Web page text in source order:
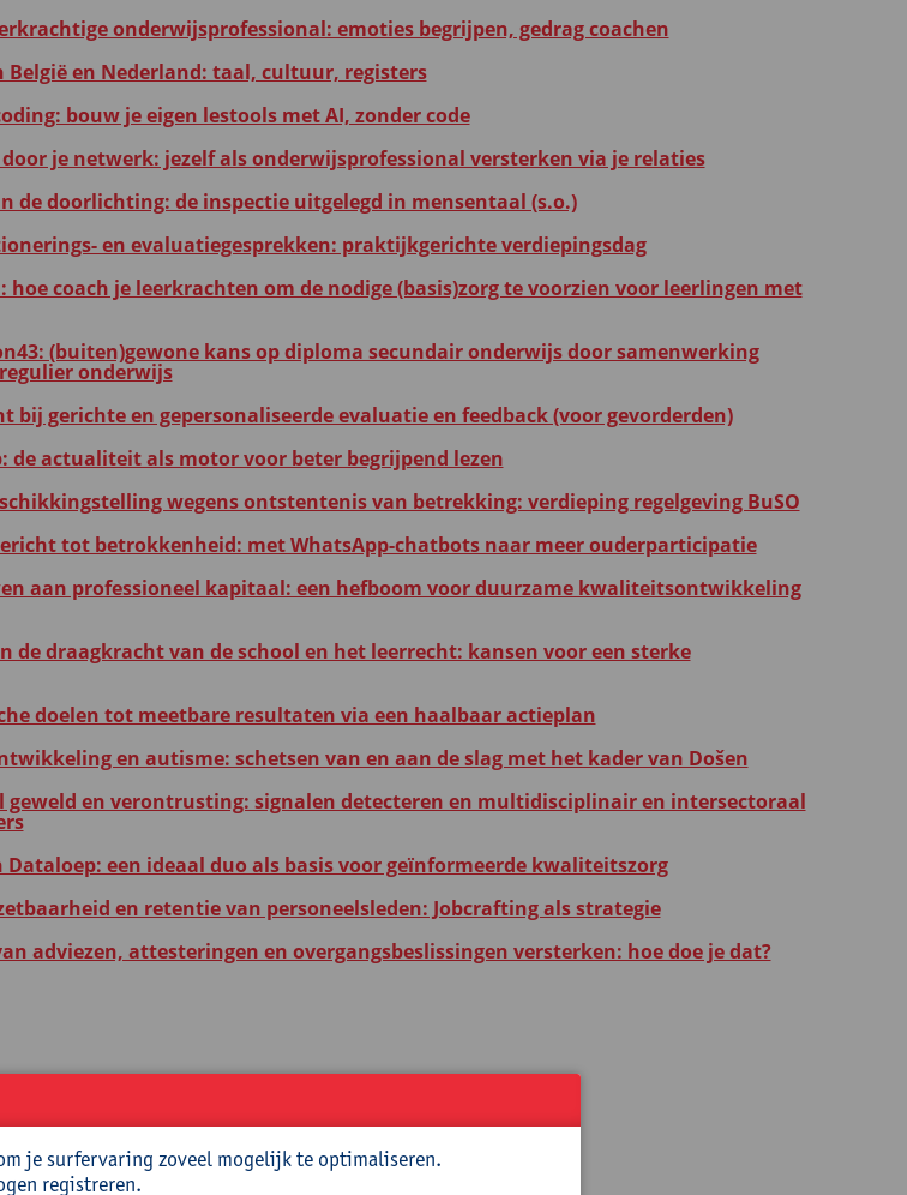
onderwijsprofessional: emoties begrijpen, gedrag coachen
België en Nederland: taal, cultuur, registers
bouw je eigen lestools met AI, zonder code
door je netwerk: jezelf als onderwijsprofessional versterken via je relaties
de doorlichting: de inspectie uitgelegd in mensentaal (s.o.)
en evaluatiegesprekken: praktijkgerichte verdiepingsdag
hoe coach je leerkrachten om de nodige (basis)zorg te voorzien voor leerlingen met
(buiten)gewone kans op diploma secundair onderwijs door samenwerking
onderwijs
bij gerichte en gepersonaliseerde evaluatie en feedback (voor gevorderden)
de actualiteit als motor voor beter begrijpend lezen
wegens ontstentenis van betrekking: verdieping regelgeving BuSO
tot betrokkenheid: met WhatsApp-chatbots naar meer ouderparticipatie
aan professioneel kapitaal: een hefboom voor duurzame kwaliteitsontwikkeling
de draagkracht van de school en het leerrecht: kansen voor een sterke
doelen tot meetbare resultaten via een haalbaar actieplan
en autisme: schetsen van en aan de slag met het kader van Došen
en verontrusting: signalen detecteren en multidisciplinair en intersectoraal
Dataloep: een ideaal duo als basis voor geïnformeerde kwaliteitszorg
en retentie van personeelsleden: Jobcrafting als strategie
adviezen, attesteringen en overgangsbeslissingen versterken: hoe doe je dat?
programmeren in Python
je surfervaring zoveel mogelijk te optimaliseren.
registreren.